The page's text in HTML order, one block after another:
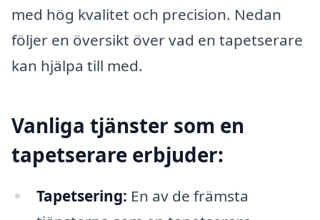
med hög kvalitet och precision. Nedan
följer en översikt över vad en tapetserare
kan hjälpa till med.
Vanliga tjänster som en
tapetserare erbjuder:
Tapetsering: En av de främsta